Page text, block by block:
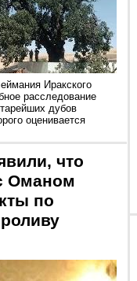
Иракского
расследование
дубов
оценивается
что
Оманом
по